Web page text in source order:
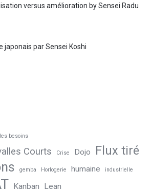
versus amélioration by Sensei Radu
japonais par Sensei Koshi
besoins
Courts Crise Dojo Flux tiré
gemba Horlogerie humaine industrielle
Kanban Lean